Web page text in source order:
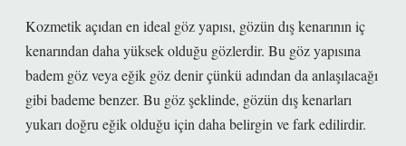
Kozmetik açıdan en ideal göz yapısı, gözün dış kenarının iç
kenarından daha yüksek olduğu gözlerdir. Bu göz yapısına
badem göz veya eğik göz denir çünkü adından da anlaşılacağı
gibi bademe benzer. Bu göz şeklinde, gözün dış kenarları
yukarı doğru eğik olduğu için daha belirgin ve fark edilirdir.